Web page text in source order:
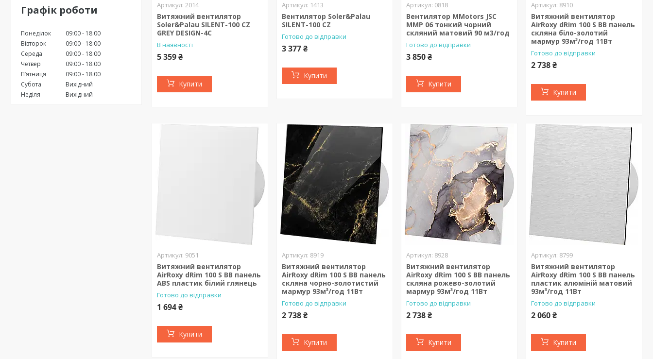
Графік роботи
Понеділок 09:00
18:00
Вівторок
09:00
18:00
Середа
09:00
18:00
Четвер
09:00
18:00
Пʼятниця
09:00
18:00
Субота
Вихідний
Неділя
Вихідний
2014
Витяжний вентилятор
Soler&Palau SILENT-100 CZ
GREY DESIGN-4C
В наявності
5 359 ₴
Купити
1413
Вентилятор Soler&Palau
SILENT-100 CZ
Готово до відправки
3 377 ₴
Купити
0818
Вентилятор MMotors JSC
MMP 06 тонкий чорний
скляний матовий 90 м3/год
Готово до відправки
3 850 ₴
Купити
8910
Витяжний вентилятор
AirRoxy dRim 100 S BB панель
скляна біло-золотий
мармур 93м³/год 11Вт
Готово до відправки
2 738 ₴
Купити
9051
Витяжний вентилятор
AirRoxy dRim 100 S BB панель
ABS пластик білий глянець
Готово до відправки
1 694 ₴
Купити
8919
Витяжний вентилятор
AirRoxy dRim 100 S BB панель
скляна чорно-золотистий
мармур 93м³/год 11Вт
Готово до відправки
2 738 ₴
Купити
8928
Витяжний вентилятор
AirRoxy dRim 100 S BB панель
скляна рожево-золотий
мармур 93м³/год 11Вт
Готово до відправки
2 738 ₴
Купити
8799
Витяжний вентилятор
AirRoxy dRim 100 S BB панель
пластик алюміній матовий
93м³/год 11Вт
Готово до відправки
2 060 ₴
Купити